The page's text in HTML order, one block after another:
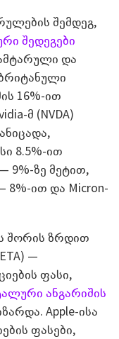
შემდეგ,
შედეგები
და
16%-ით
მ (NVDA)
8.5%-ით
9%-ზე მეტით,
8%-ით და Micron-
შორის ზრდით
—
ფასი,
ანგარიშის
Apple-ისა
ფასები,